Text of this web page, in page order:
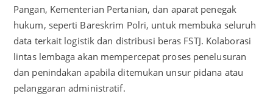
Pangan, Kementerian Pertanian, dan aparat penegak
hukum, seperti Bareskrim Polri, untuk membuka seluruh
data terkait logistik dan distribusi beras FSTJ. Kolaborasi
lintas lembaga akan mempercepat proses penelusuran
dan penindakan apabila ditemukan unsur pidana atau
pelanggaran administratif.